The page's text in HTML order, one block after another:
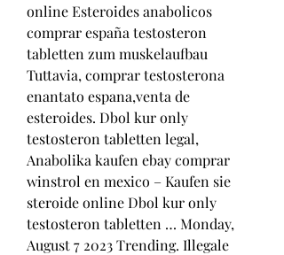
online Esteroides anabolicos
comprar españa testosteron
tabletten zum muskelaufbau
Tuttavia, comprar testosterona
enantato espana,venta de
esteroides. Dbol kur only
testosteron tabletten legal,
Anabolika kaufen ebay comprar
winstrol en mexico – Kaufen sie
steroide online Dbol kur only
testosteron tabletten … Monday,
August 7 2023 Trending. Illegale